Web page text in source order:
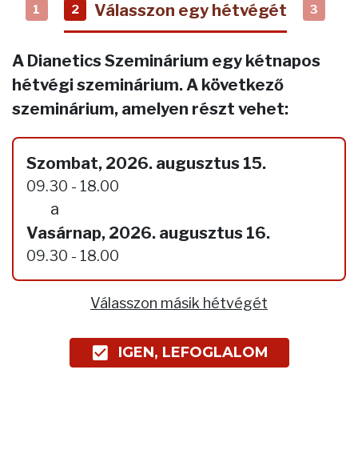
1 2 Válasszon egy hétvégét 3
A Dianetics Szeminárium egy kétnapos
hétvégi szeminárium. A következő
szeminárium, amelyen részt vehet:
Szombat, 2026. augusztus 15.
09.30 - 18.00
a
Vasárnap, 2026. augusztus 16.
09.30 - 18.00
Válasszon másik hétvégét
IGEN, LEFOGLALOM